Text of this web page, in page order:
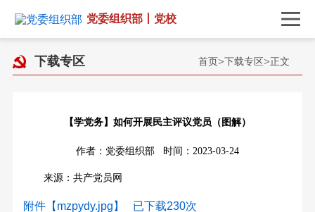
党委组织部丨党校
下载专区 首页>下载专区>正文
【学党务】如何开展民主评议党员（图解）
作者：党委组织部 时间：2023-03-24
来源：共产党员网
附件【mzpydy.jpg】 已下载230次